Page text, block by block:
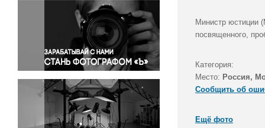
Окружающая среда
Политика
Правосудие
Происшествия и конфликты
Религия
Светская жизнь
Спорт
Экология
Экономика и бизнес
Министр юстиции
посвященного,
Категория:
Место: Россия,
Сообщить об
Ещё фото